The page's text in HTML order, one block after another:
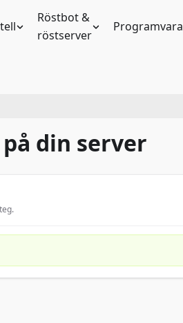
Röstbot &
röstserver
Programvara
din server